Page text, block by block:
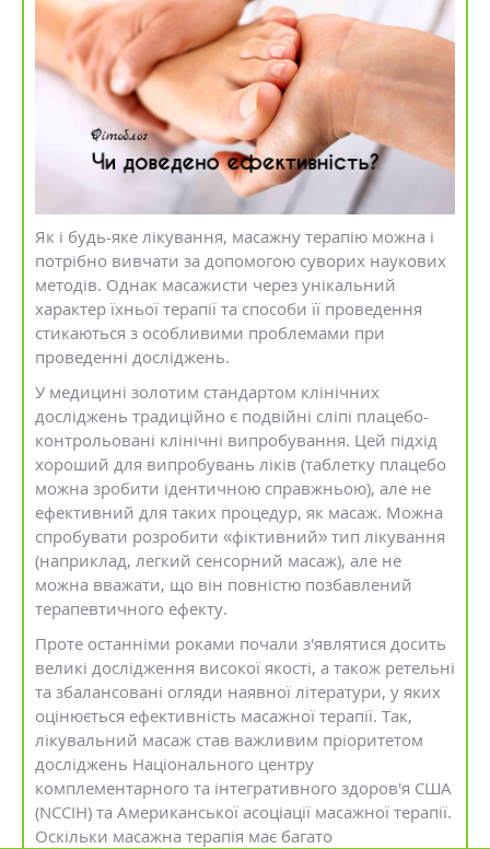
Як і будь-яке лікування, масажну терапію можна і
потрібно вивчати за допомогою суворих наукових
методів. Однак масажисти через унікальний
характер їхньої терапії та способи її проведення
стикаються з особливими проблемами при
проведенні досліджень.
У медицині золотим стандартом клінічних
досліджень традиційно є подвійні сліпі плацебо-
контрольовані клінічні випробування. Цей підхід
хороший для випробувань ліків (таблетку плацебо
можна зробити ідентичною справжньою), але не
ефективний для таких процедур, як масаж. Можна
спробувати розробити «фіктивний» тип лікування
(наприклад, легкий сенсорний масаж), але не
можна вважати, що він повністю позбавлений
терапевтичного ефекту.
Проте останніми роками почали з'являтися досить
великі дослідження високої якості, а також ретельні
та збалансовані огляди наявної літератури, у яких
оцінюється ефективність масажної терапії. Так,
лікувальний масаж став важливим пріоритетом
досліджень Національного центру
комплементарного та інтегративного здоров'я США
(NCCIH) та Американської асоціації масажної терапії.
Оскільки масажна терапія має багато